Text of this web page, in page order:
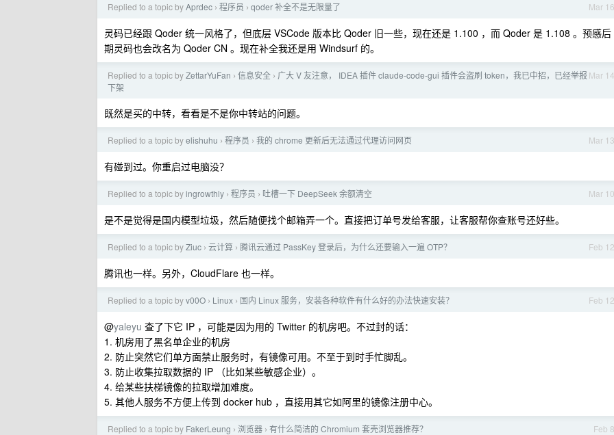
Mar 16
Replied to a topic byAprdec › 程序员 › qoder 补全不是无限量了
灵码已经跟 Qoder 统一风格了，但底层 VSCode 版本比 Qoder 旧一些，现在还是 1.100 ，而 Qoder 是 1.108 。预感后
期灵码也会改名为 Qoder CN 。现在补全我还是用 Windsurf 的。
Mar 14
Replied to a topic byZettarYuFan › 信息安全 › 广大 V 友注意， IDEA 插件 claude-code-gui 插件会盗刷 token，我已中招，已经举报
下架
既然是买的中转，看看是不是你中转站的问题。
Mar 13
Replied to a topic byelishuhu › 程序员 › 我的 chrome 更新后无法通过代理访问网页
有碰到过。你重启过电脑没？
Mar 10
Replied to a topic byingrowthly › 程序员 › 吐槽一下 DeepSeek 余额清空
是不是觉得是国内模型垃圾，然后随便找个邮箱弄一个。直接把订单号发给客服，让客服帮你查账号还好些。
Feb 12
Replied to a topic byZiuc › 云计算 › 腾讯云通过 PassKey 登录后，为什么还要输入一遍 OTP？
腾讯也一样。另外，CloudFlare 也一样。
Feb 12
Replied to a topic byv00O › Linux › 国内 Linux 服务，安装各种软件有什么好的办法快速安装？
@yaleyu 查了下它 IP ，可能是因为用的 Twitter 的机房吧。不过封的话：
1. 机房用了黑名单企业的机房
2. 防止突然它们单方面禁止服务时，有镜像可用。不至于到时手忙脚乱。
3. 防止收集拉取数据的 IP （比如某些敏感企业）。
4. 给某些扶梯镜像的拉取增加难度。
5. 其他人服务不方便上传到 docker hub ，直接用其它如阿里的镜像注册中心。
Feb 8
Replied to a topic by FakerLeung › 浏览器 › 有什么简洁的 Chromium 套壳浏览器推荐？